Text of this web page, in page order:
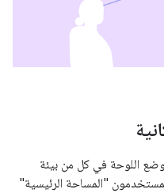
اللوحة في كل من بيئة
"المساحة الرئيسية"